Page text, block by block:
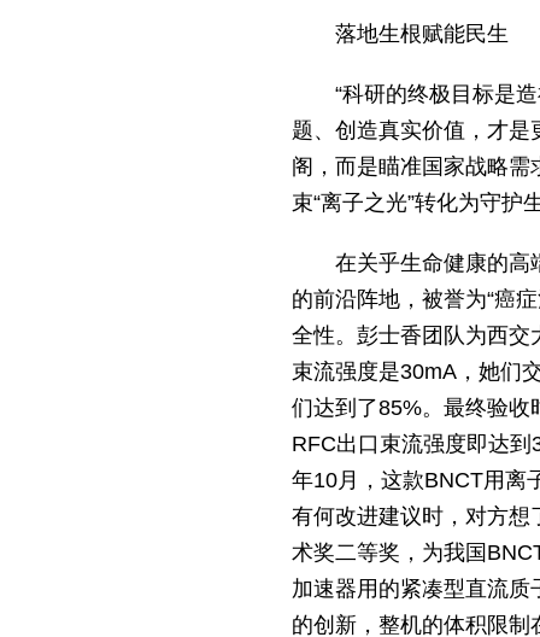
落地生根赋能民生
“科研的终极目标是
题、创造真实价值，才是
阁，而是瞄准国家战略
束“离子之光”转化为守护
在关乎生命健康的高
的前沿阵地，被誉为“癌
全性。彭士香团队为西交
束流强度是30mA，她们
们达到了85%。最终验收
RFC出口束流强度即达
年10月，这款BNCT用离
有何改进建议时，对方想
术奖二等奖，为我国
加速器用的紧凑型直流
的创新，整机的体积限